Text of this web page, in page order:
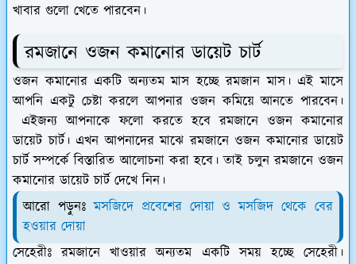
খাবার গুলো খেতে পারবেন।
রমজানে ওজন কমানোর ডায়েট চার্ট
ওজন কমানোর একটি অন্যতম মাস হচ্ছে রমজান মাস। এই মাসে
আপনি একটু চেষ্টা করলে আপনার ওজন কমিয়ে আনতে পারবেন।
এইজন্য আপনাকে ফলো করতে হবে রমজানে ওজন কমানোর
ডায়েট চার্ট। এখন আপনাদের মাঝে রমজানে ওজন কমানোর ডায়েট
চার্ট সম্পর্কে বিস্তারিত আলোচনা করা হবে। তাই চলুন রমজানে ওজন
কমানোর ডায়েট চার্ট দেখে নিন।
আরো পড়ুনঃমসজিদে প্রবেশের দোয়া ও মসজিদ থেকে বের
হওয়ার দোয়া
সেহেরীঃ রমজানে খাওয়ার অন্যতম একটি সময় হচ্ছে সেহেরী।